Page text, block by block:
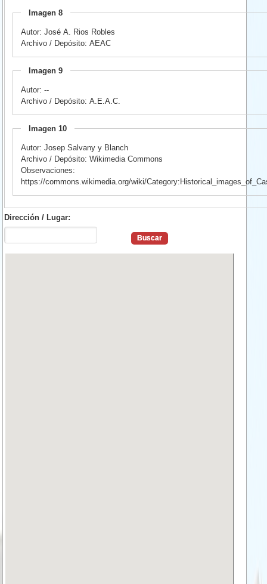
Imagen 8
Autor: José A. Rios Robles
Archivo / Depósito: AEAC
Imagen 9
Autor: --
Archivo / Depósito: A.E.A.C.
Imagen 10
Autor: Josep Salvany y Blanch
Archivo / Depósito: Wikimedia Commons
Observaciones:
https://commons.wikimedia.org/wiki/
Dirección / Lugar: